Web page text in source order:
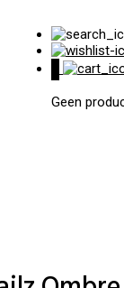
Geen